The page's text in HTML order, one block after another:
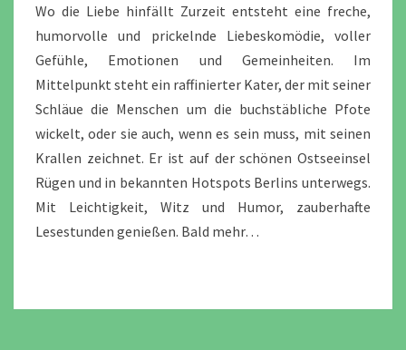
Wo die Liebe hinfällt Zurzeit entsteht eine freche,
humorvolle und prickelnde Liebeskomödie, voller
Gefühle, Emotionen und Gemeinheiten. Im
Mittelpunkt steht ein raffinierter Kater, der mit seiner
Schläue die Menschen um die buchstäbliche Pfote
wickelt, oder sie auch, wenn es sein muss, mit seinen
Krallen zeichnet. Er ist auf der schönen Ostseeinsel
Rügen und in bekannten Hotspots Berlins unterwegs.
Mit Leichtigkeit, Witz und Humor, zauberhafte
Lesestunden genießen. Bald mehr…